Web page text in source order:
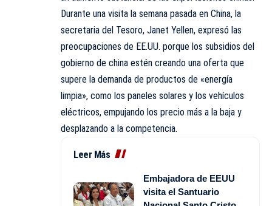
Durante una visita la semana pasada en China, la
secretaria del Tesoro, Janet Yellen, expresó las
preocupaciones de EE.UU. porque los subsidios del
gobierno de china estén creando una oferta que
supere la demanda de productos de «energía
limpia», como los paneles solares y los vehículos
eléctricos, empujando los precio más a la baja y
desplazando a la competencia.
Leer Más
Embajadora de EEUU
visita el Santuario